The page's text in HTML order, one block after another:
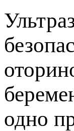
одно